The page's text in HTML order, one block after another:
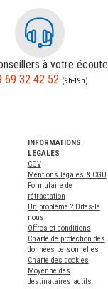
à votre écoute
69 32 42 52 (9h-19h)
INFORMATIONS
LÉGALES
CGV
Mentions légales & CGU
Formulaire de
rétractation
Un problème ? Dites-le
nous.
Offres et conditions
Charte de protection des
données personnelles
Charte des cookies
Moyenne des
destinataires actifs